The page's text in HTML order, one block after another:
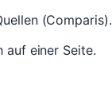
(Comparis).
auf einer Seite.